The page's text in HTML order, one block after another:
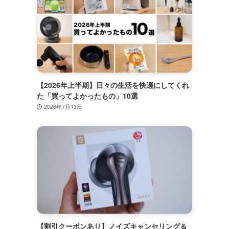
【2026年上半期】日々の生活を快適にしてくれ
た「買ってよかったもの」10選
2026年7月13日
【割引クーポンあり】ノイズキャンセリング＆